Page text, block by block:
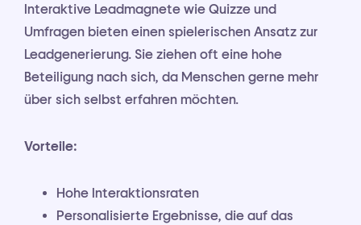
Interaktive Leadmagnete wie Quizze und
Umfragen bieten einen spielerischen Ansatz zur
Leadgenerierung. Sie ziehen oft eine hohe
Beteiligung nach sich, da Menschen gerne mehr
über sich selbst erfahren möchten.
Vorteile:
Hohe Interaktionsraten
Personalisierte Ergebnisse, die auf das